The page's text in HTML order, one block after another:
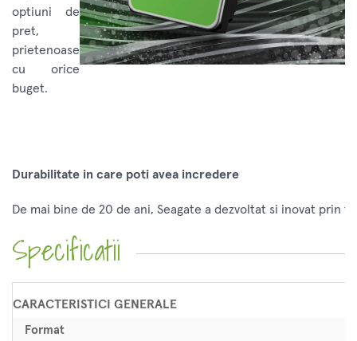
optiuni de
pret,
prietenoase
cu orice
buget.
Durabilitate in care poti avea incredere
De mai bine de 20 de ani, Seagate a dezvoltat si inovat
Specificatii
CARACTERISTICI GENERALE
Format